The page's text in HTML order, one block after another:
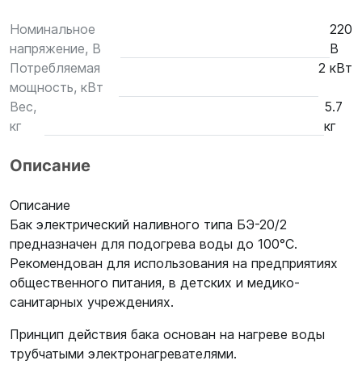
Номинальное
напряжение, В
220
В
Потребляемая
мощность, кВт
2 кВт
Вес,
кг
5.7
кг
Описание
Описание
Бак электрический наливного типа БЭ-20/2
предназначен для подогрева воды до 100°С.
Рекомендован для использования на предприятиях
общественного питания, в детских и медико-
санитарных учреждениях.
Принцип действия бака основан на нагреве воды
трубчатыми электронагревателями.